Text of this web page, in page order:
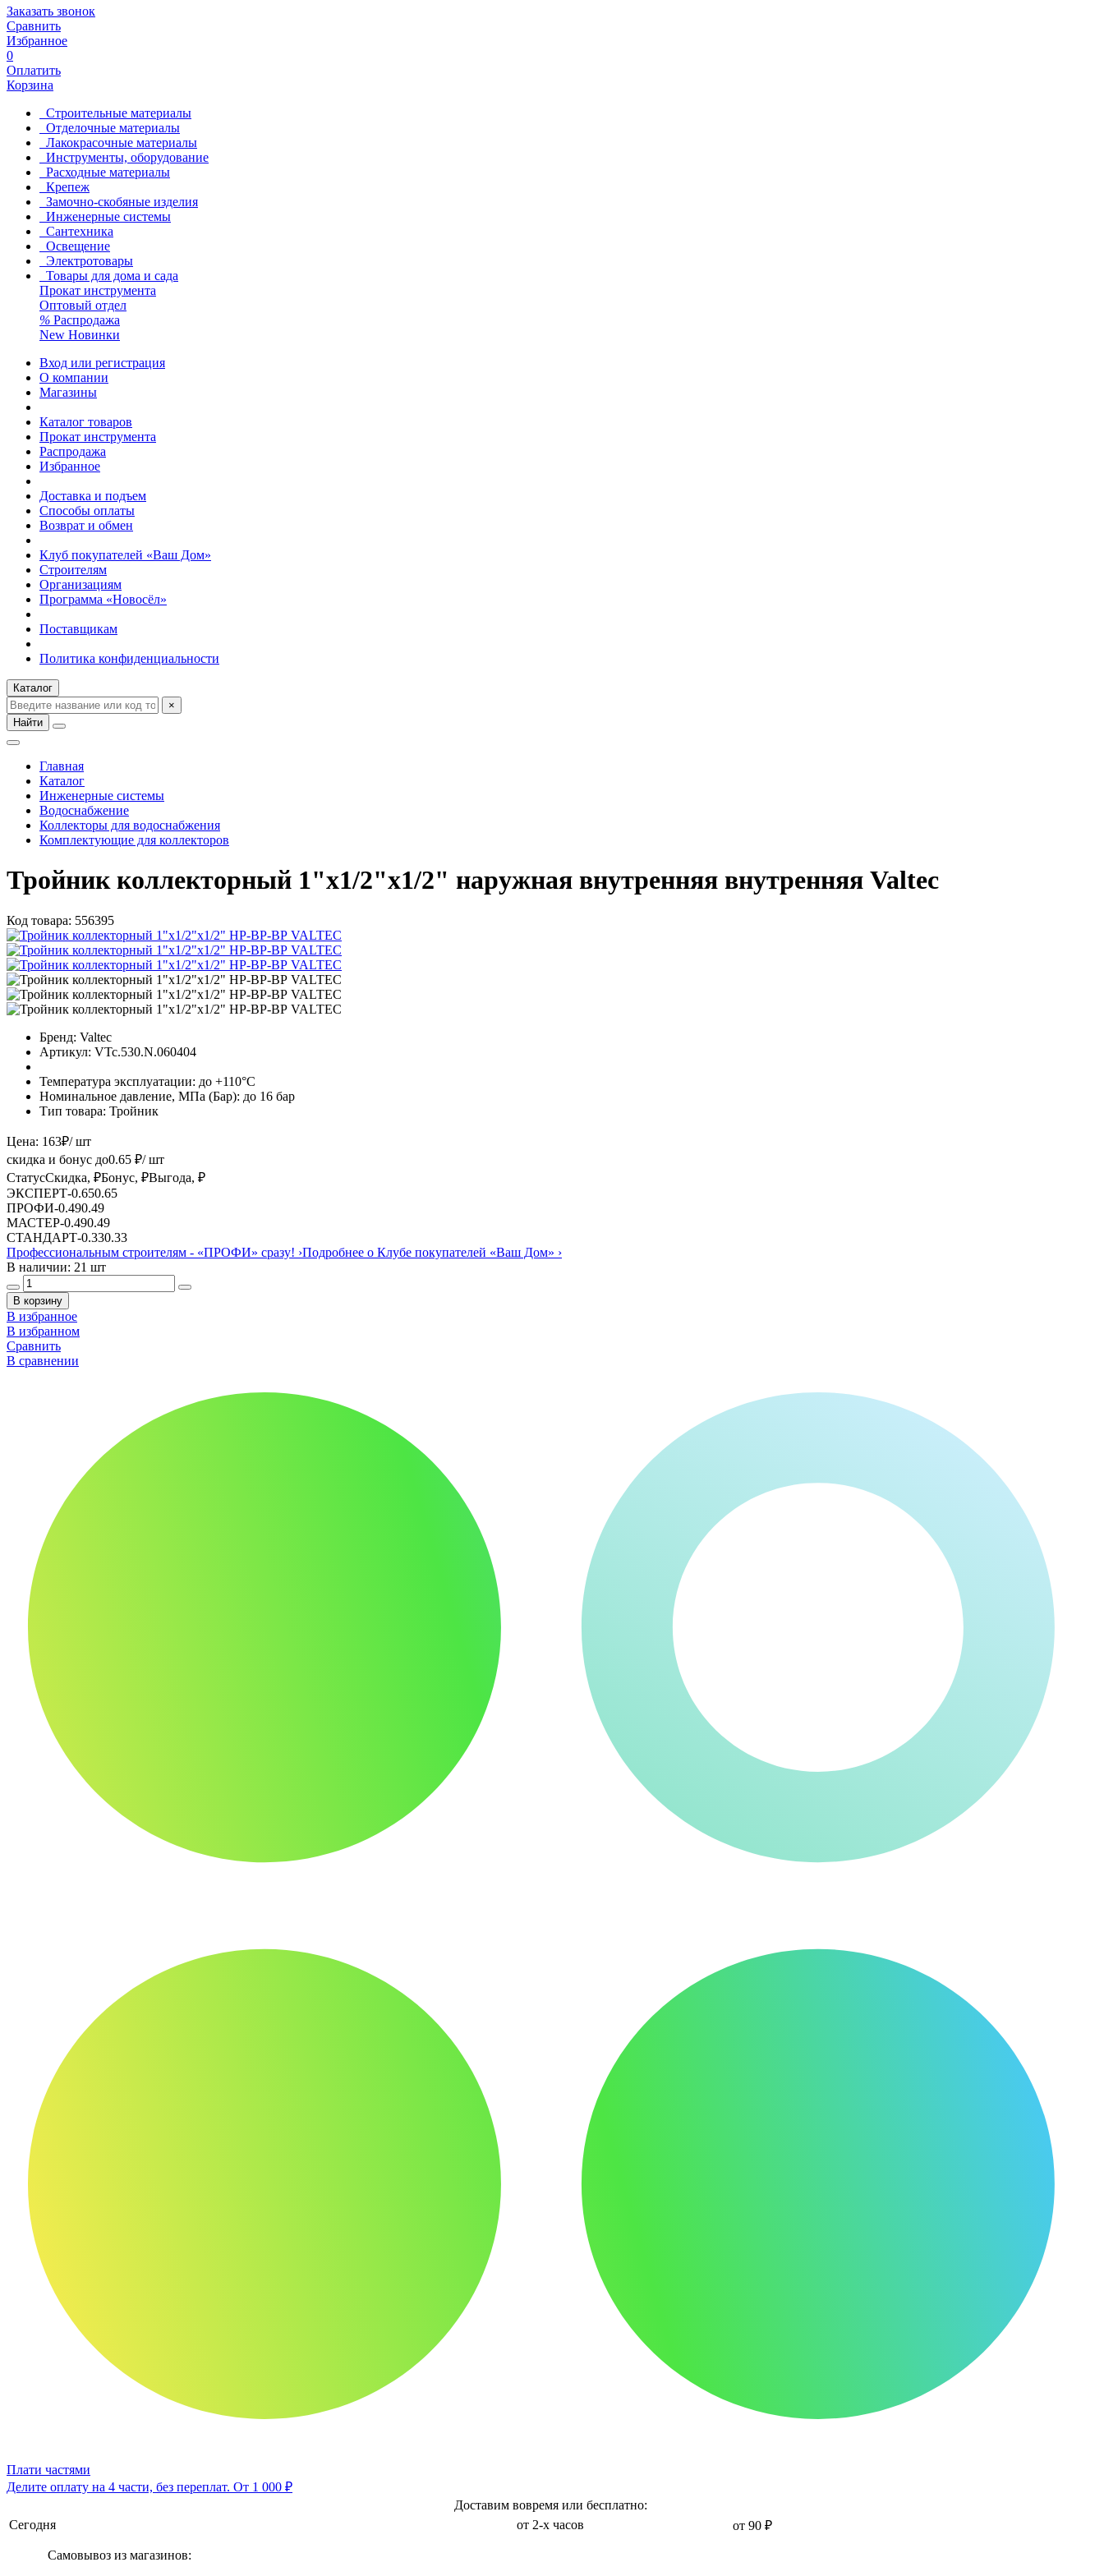
Заказать звонок
Сравнить
Избранное
0
Оплатить
Корзина
Строительные материалы
Отделочные материалы
Лакокрасочные материалы
Инструменты, оборудование
Расходные материалы
Крепеж
Замочно-скобяные изделия
Инженерные системы
Сантехника
Освещение
Электротовары
Товары для дома и сада
Прокат инструмента
Оптовый отдел
% Распродажа
New Новинки
Вход или регистрация
О компании
Магазины
Каталог товаров
Прокат инструмента
Распродажа
Избранное
Доставка и подъем
Способы оплаты
Возврат и обмен
Клуб покупателей «Ваш Дом»
Строителям
Организациям
Программа «Новосёл»
Поставщикам
Политика конфиденциальности
Каталог
×
Найти
Главная
Каталог
Инженерные системы
Водоснабжение
Коллекторы для водоснабжения
Комплектующие для коллекторов
Тройник коллекторный 1"x1/2"x1/2" наружная внутренняя внутренняя Valteс
Код товара: 556395
Бренд: Valtec
Артикул: VTc.530.N.060404
Температура эксплуатации: до +110°С
Номинальное давление, МПа (Бар): до 16 бар
Тип товара: Тройник
Цена: 163₽/ шт
скидка и бонус до0.65 ₽/ шт
СтатусСкидка, ₽Бонус, ₽Выгода, ₽
ЭКСПЕРТ-0.650.65
ПРОФИ-0.490.49
МАСТЕР-0.490.49
СТАНДАРТ-0.330.33
Профессиональным строителям - «ПРОФИ» сразу! ›Подробнее о Клубе покупателей «Ваш Дом» ›
В наличии: 21 шт
В корзину
В избранное
В избранном
Сравнить
В сравнении
Плати частями
Делите оплату на 4 части, без переплат. От 1 000 ₽
Доставим вовремя или бесплатно:
Сегодня
от 2-х часов от 90 ₽
Самовывоз из магазинов: